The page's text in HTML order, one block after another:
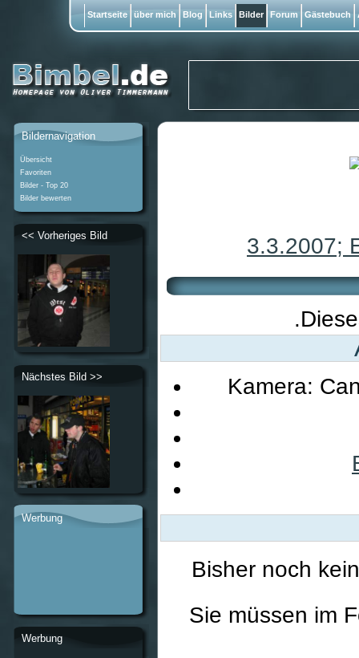
3.3.2007;
Kamera:
Bisher noch
Sie müssen im
Bildernavigation
Übersicht
Favoriten
Bilder - Top 20
Bilder bewerten
<< Vorheriges Bild
Nächstes Bild >>
Werbung
Werbung
Startseite über mich Blog Links Bilder Forum Gästebuch